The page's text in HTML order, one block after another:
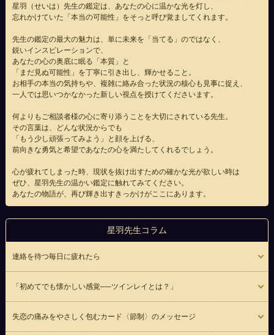
星羽（せいは）先生の鑑定は、あなたの心に温かな光を灯し、
忘れかけていた「本当の可能性」をそっと呼び覚ましてくれます。
先生の鑑定の最大の魅力は、単に未来を「当てる」のではなく、
鋭いインスピレーションで、
あなたの心の奥底に眠る「本質」と
「まだ見ぬ可能性」を丁寧に引き出し、輝かせること。
お相手の本当の気持ちや、複雑に絡み合った状況の核心も見事に捉え、
一人では思いつかなかった新しい視点を授けてくださいます。
何よりもご相談者様の心に寄り添うことを大切にされている先生。
その言葉は、どんな状況からでも
「もう少し頑張ってみよう」と顔を上げる、
前向きな勇気と希望であなたの心を満たしてくれるでしょう。
心が疲れてしまった時、現状を抜け出すための確かな光が欲しい時は
ぜひ、星羽先生の温かい鑑定に触れてみてください。
あなたの物語が、再び輝き出すきっかけがここにあります。
星羽先生コラム
連絡を待つ毎日に疲れたら
「初めてでも懐かしい感覚──ツインレイとは？」
失恋の痛みをやさしく包むカード〈節制〉のメッセージ